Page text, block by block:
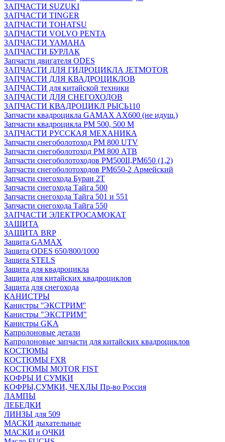
ЗАПЧАСТИ SUZUKI
ЗАПЧАСТИ TINGER
ЗАПЧАСТИ TOHATSU
ЗАПЧАСТИ VOLVO PENTA
ЗАПЧАСТИ YAMAHA
ЗАПЧАСТИ БУРЛАК
Запчасти двигателя ODES
ЗАПЧАСТИ ДЛЯ ГИДРОЦИКЛА JETMOTOR
ЗАПЧАСТИ ДЛЯ КВАДРОЦИКЛОВ
ЗАПЧАСТИ для китайской техники
ЗАПЧАСТИ ДЛЯ СНЕГОХОДОВ
ЗАПЧАСТИ КВАДРОЦИКЛ РЫСЬ110
Запчасти квадроцикла GAMAX AX600 (не идущ.)
Запчасти квадроцикла РМ 500, 500 М
ЗАПЧАСТИ РУССКАЯ МЕХАНИКА
Запчасти снегоболотоход РМ 800 UTV
Запчасти снегоболотоход РМ 800 АТВ
Запчасти снегоболотоходов РМ500II,РМ650 (1,2)
Запчасти снегоболотоходов РМ650-2 Армейский
Запчасти снегохода Буран 2Т
Запчасти снегохода Тайга 500
Запчасти снегохода Тайга 501 и 551
Запчасти снегохода Тайга 550
ЗАПЧАСТИ ЭЛЕКТРОСАМОКАТ
ЗАЩИТА
ЗАЩИТА BRP
Защита GAMAX
Защита ODES 650/800/1000
Защита STELS
Защита для квадроцикла
Защита для китайских квадроциклов
Защита для снегохода
КАНИСТРЫ
Канистры ''ЭКСТРИМ''
Канистры "ЭКСТРИМ"
Канистры GKA
Капролоновые детали
Капролоновые запчасти для китайских квадроциклов
КОСТЮМЫ
КОСТЮМЫ FXR
КОСТЮМЫ MOTOR FIST
КОФРЫ И СУМКИ
КОФРЫ,СУМКИ, ЧЕХЛЫ Пр-во Россия
ЛАМПЫ
ЛЕБЕДКИ
ЛИНЗЫ для 509
МАСКИ дыхательные
МАСКИ и ОЧКИ